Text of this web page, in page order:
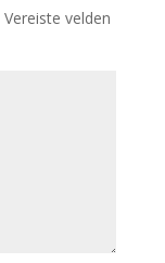
Vereiste velden